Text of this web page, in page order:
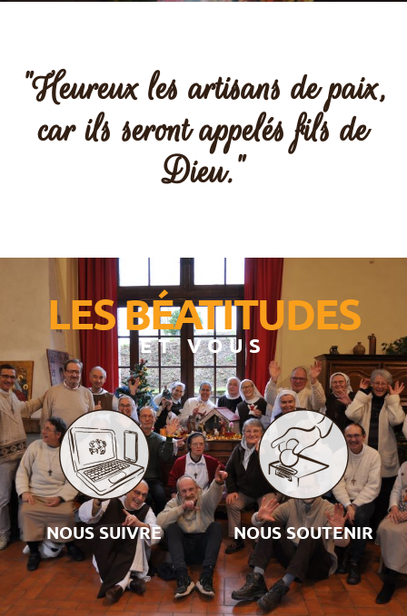
"Heureux les artisans de paix,
car ils seront appelés fils de
Dieu."
LES BÉATITUDES
ET VOUS
NOUS SUIVRE NOUS SOUTENIR